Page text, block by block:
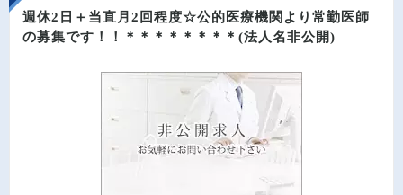
週休2日＋当直月2回程度☆公的医療機関より常勤医師
の募集です！！＊＊＊＊＊＊＊＊(法人名非公開)